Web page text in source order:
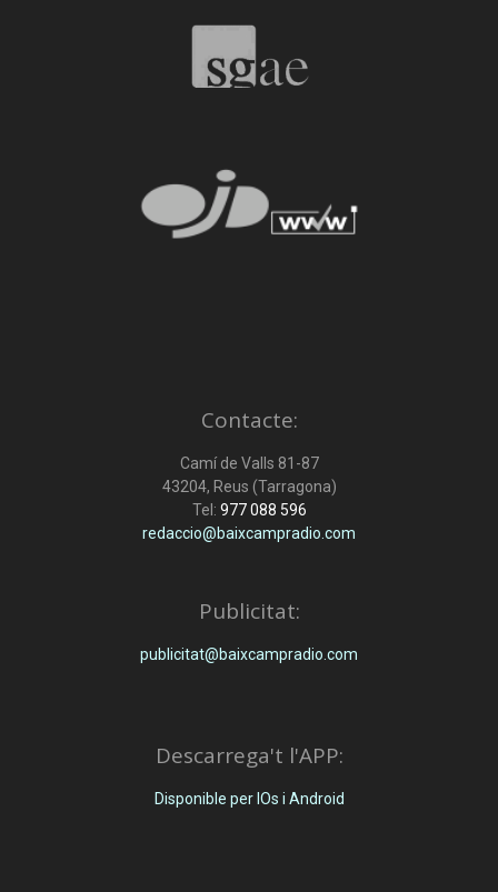
Contacte:
Camí de Valls 81-87
43204, Reus (Tarragona)
Tel: 977 088 596
redaccio@baixcampradio.com
Publicitat:
publicitat@baixcampradio.com
Descarrega't l'APP:
Disponible per IOs i Android